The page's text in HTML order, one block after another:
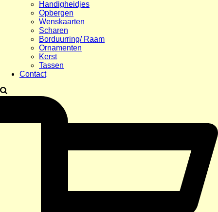
Handigheidjes
Opbergen
Wenskaarten
Scharen
Borduurring/ Raam
Ornamenten
Kerst
Tassen
Contact